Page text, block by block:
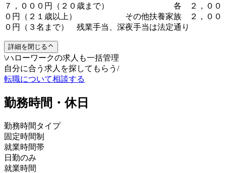
７，０００円（２０歳まで） 各 ２，００
０円（２１歳以上） その他扶養家族 ２，００
０円（３名まで） 残業手当、深夜手当は法定通り
詳細を閉じる
\ハローワークの求人も一括管理
自分に合う求人を探してもらう /
転職について相談する
勤務時間・休日
勤務時間タイプ
固定時間制
就業時間帯
日勤のみ
就業時間